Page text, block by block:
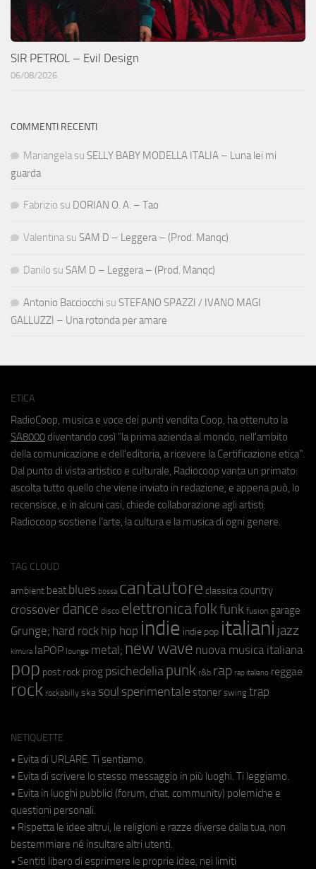
SIR PETROL – Evil Design
06/08/2026
COMMENTI RECENTI
Mariangela su SELLY BABY MODELLA ITALIA – Luna lei mi
guarda
Fabrizio su DORIAN O. A. – Tao
Valentina su SAM D – Leggera – (Prod. Manqc)
Danilo su SAM D – Leggera – (Prod. Manqc)
Antonio Bacciocchi su STEFANO SPAZZI / IVANO MAGI
GALLUZZI – Una rotonda per amare
ETICA
RadioCoop, musica e voce dei punti vendita Coop, ha ottenuto la
SA8000 diventando così "la prima azienda al mondo, nell'ambito
della comunicazione e dell'editoria, a ricevere la Certificazione etica".
Dal punto di vista artistico e culturale, Radiocoop vanta un primato:
ascolta tutto quello che viene inviato in redazione, e appena può, lo
recensisce, e in alcuni casi, chiede collaborazione agli artisti.
Radiocoop sostiene l'arte, la cultura e la musica di ogni genere.
TAG CLOUD
ambient beat blues bossa cantautore classica country
crossover dance disco elettronicafolkfunk fusion garage
Grunge; hard rock hip hop indie indie pop italiani jazz
kimura laPOP lounge metal; new wave nuova musica italiana
pop post rock prog psichedeliapunk r&b rap rap italiano reggae
rock rockabilly ska soul sperimentale stoner swing trap
NETIQUETTE
• Evita di URLARE. Ti sentiamo.
• Evita di scrivere lo stesso messaggio in più luoghi. Ti leggiamo.
• Evita in luoghi pubblici (forum, chat, community) polemiche e
questioni personali.
• Rispetta le idee altrui, le religioni e razze diverse dalla tua, non
bestemmiare né insultare altri utenti.
• Sentiti libero di esprimere le proprie idee, nei limiti